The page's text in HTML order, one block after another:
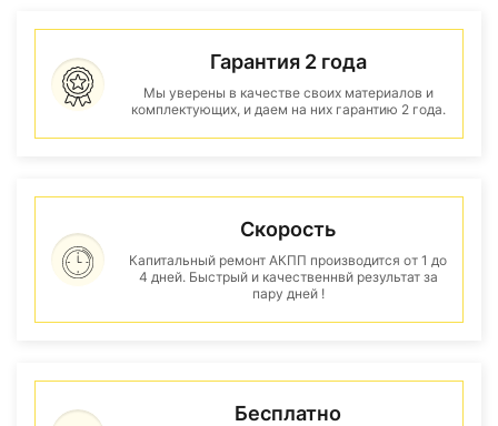
Гарантия 2 года
Мы уверены в качестве своих материалов и
комплектующих, и даем на них гарантию 2 года.
Скорость
Капитальный ремонт АКПП производится от 1 до
4 дней. Быстрый и качественнвй результат за
пару дней !
Бесплатно